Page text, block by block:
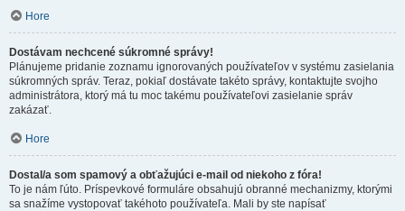
Hore
Dostávam nechcené súkromné správy!
Plánujeme pridanie zoznamu ignorovaných používateľov v systému zasielania
súkromných správ. Teraz, pokiaľ dostávate takéto správy, kontaktujte svojho
administrátora, ktorý má tu moc takému používateľovi zasielanie správ
zakázať.
Hore
Dostal/a som spamový a obťažujúci e-mail od niekoho z fóra!
To je nám ľúto. Príspevkové formuláre obsahujú obranné mechanizmy, ktorými
sa snažíme vystopovať takéhoto používateľa. Mali by ste napísať